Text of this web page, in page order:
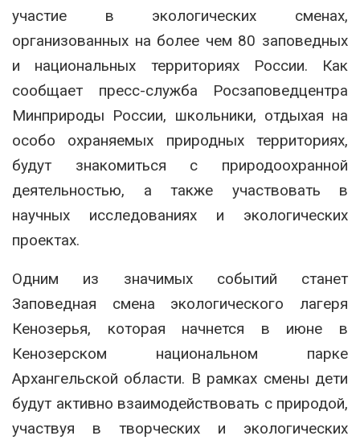
участие в экологических сменах,
организованных на более чем 80 заповедных
и национальных территориях России. Как
сообщает пресс-служба Росзаповедцентра
Минприроды России, школьники, отдыхая на
особо охраняемых природных территориях,
будут знакомиться с природоохранной
деятельностью, а также участвовать в
научных исследованиях и экологических
проектах.
Одним из значимых событий станет
Заповедная смена экологического лагеря
Кенозерья, которая начнется в июне в
Кенозерском национальном парке
Архангельской области. В рамках смены дети
будут активно взаимодействовать с природой,
участвуя в творческих и экологических